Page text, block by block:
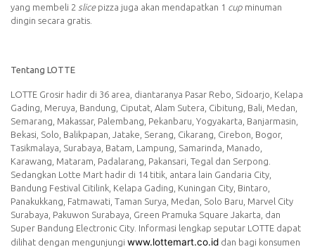
yang membeli 2 slicepizza juga akan mendapatkan 1 cup minuman
dingin secara gratis.
Tentang LOTTE
LOTTE Grosir hadir di 36 area, diantaranya Pasar Rebo, Sidoarjo, Kelapa
Gading, Meruya, Bandung, Ciputat, Alam Sutera, Cibitung, Bali, Medan,
Semarang, Makassar, Palembang, Pekanbaru, Yogyakarta, Banjarmasin,
Bekasi, Solo, Balikpapan, Jatake, Serang, Cikarang, Cirebon, Bogor,
Tasikmalaya, Surabaya, Batam, Lampung, Samarinda, Manado,
Karawang, Mataram, Padalarang, Pakansari, Tegal dan Serpong.
Sedangkan Lotte Mart hadir di 14 titik, antara lain Gandaria City,
Bandung Festival Citilink, Kelapa Gading, Kuningan City, Bintaro,
Panakukkang, Fatmawati, Taman Surya, Medan, Solo Baru, Marvel City
Surabaya, Pakuwon Surabaya, Green Pramuka Square Jakarta, dan
Super Bandung Electronic City. Informasi lengkap seputar LOTTE dapat
dilihat dengan mengunjungi www.lottemart.co.id dan bagi konsumen